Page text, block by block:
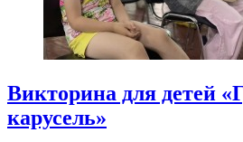
Викторина для детей
карусель»